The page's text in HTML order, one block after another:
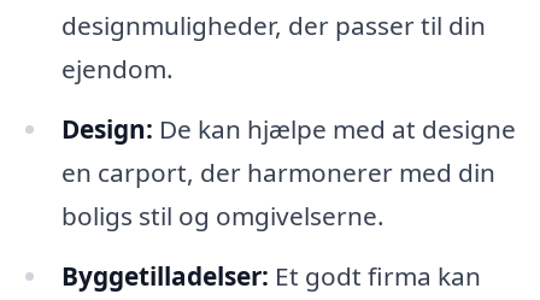
designmuligheder, der passer til din
ejendom.
Design: De kan hjælpe med at designe
en carport, der harmonerer med din
boligs stil og omgivelserne.
Byggetilladelser: Et godt firma kan